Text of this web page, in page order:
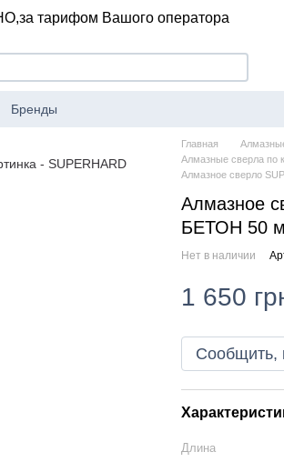
за тарифом Вашого оператора
Бренды
Главная
Алмазные сверла по
Алмазное сверло
Алмазное
БЕТОН 50
Нет в наличии
1 650
Сообщить,
Длина